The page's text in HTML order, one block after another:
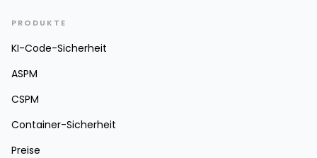
PRODUKTE
KI-Code-Sicherheit
ASPM
CSPM
Container-Sicherheit
Preise